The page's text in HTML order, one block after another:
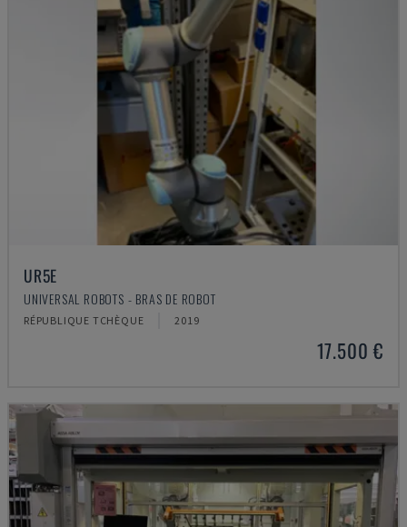
UR5E
UNIVERSAL ROBOTS - BRAS DE ROBOT
RÉPUBLIQUE TCHÈQUE 2019
17.500 €